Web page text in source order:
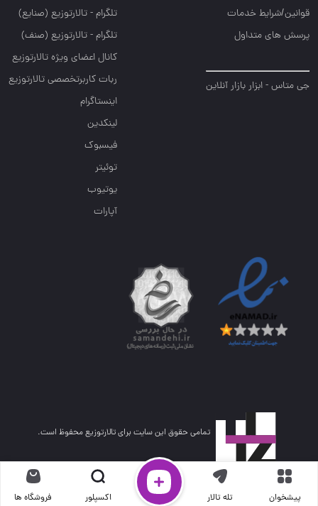
پیشخوان تله تالار اکسپلور فروشگاه ها
قوانین/شرایط خدمات
پرسش های متداول
جی متاس - ابزار بازار آنلاین
تلگرام - تالارتوزيع (صنايع)
تلگرام - تالارتوزیع (صنف)
کانال اعضای ویژه تالارتوزیع
ربات کاربرتخصصی تالارتوزیع
اینستاگرام
لینکدین
فیسبوک
توئیتر
یوتیوب
آپارات
تمامی حقوق این سایت برای تالارتوزیع محفوظ است.